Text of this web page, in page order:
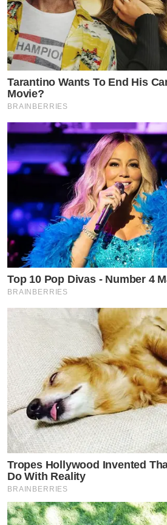
Tarantino Wants To End His
Movie?
BRAINBERRIES
Top 10 Pop Divas - Number 4
BRAINBERRIES
Tropes Hollywood Invented
Do With Reality
BRAINBERRIES